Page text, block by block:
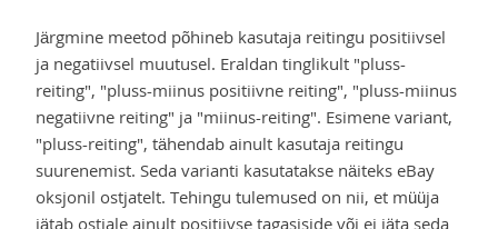
Järgmine meetod põhineb kasutaja reitingu positiivsel
ja negatiivsel muutusel. Eraldan tinglikult "pluss-
reiting", "pluss-miinus positiivne reiting", "pluss-miinus
negatiivne reiting" ja "miinus-reiting". Esimene variant,
"pluss-reiting", tähendab ainult kasutaja reitingu
suurenemist. Seda varianti kasutatakse näiteks eBay
oksjonil ostjatelt. Tehingu tulemused on nii, et müüja
jätab ostjale ainult positiivse tagasiside või ei jäta seda